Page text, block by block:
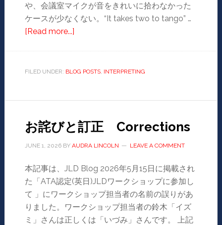
や、会議室マイクが音をきれいに拾わなかった
ケースが少なくない。“It takes two to tango” …
[Read more...]
FILED UNDER: BLOG POSTS, INTERPRETING
お詫びと訂正 Corrections
JUNE 1, 2026BY AUDRA LINCOLN LEAVE A COMMENT
本記事は、JLD Blog 2026年5月15日に掲載され
た「ATA認定(英日)JLDワークショップに参加し
て 」にワークショップ担当者の名前の誤りがあ
りました。ワークショップ担当者の鈴木「イズ
ミ」さんは正しくは「いづみ」さんです。 上記